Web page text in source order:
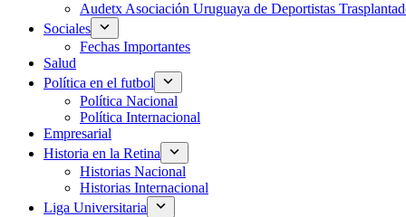
Audetx Asociación Uruguaya de Deportistas
Sociales
Fechas Importantes
Salud
Política en el futbol
Política Nacional
Política Internacional
Empresarial
Historia en la Retina
Historias Nacional
Historias Internacional
Liga Universitaria